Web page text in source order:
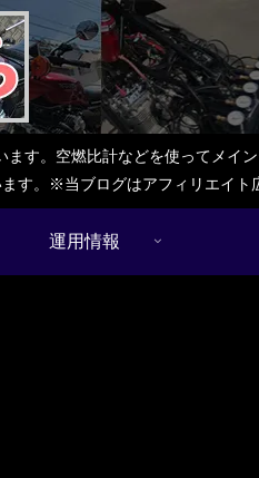
す。空燃比計などを使ってメイ
す。※当ブログはアフィリエイト
運用情報